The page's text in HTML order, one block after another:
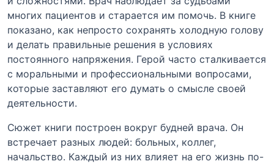
многих пациентов и старается им помочь. В книге
показано, как непросто сохранять холодную голову
и делать правильные решения в условиях
постоянного напряжения. Герой часто сталкивается
с моральными и профессиональными вопросами,
которые заставляют его думать о смысле своей
деятельности.
Сюжет книги построен вокруг будней врача. Он
встречает разных людей: больных, коллег,
начальство. Каждый из них влияет на его жизнь по-